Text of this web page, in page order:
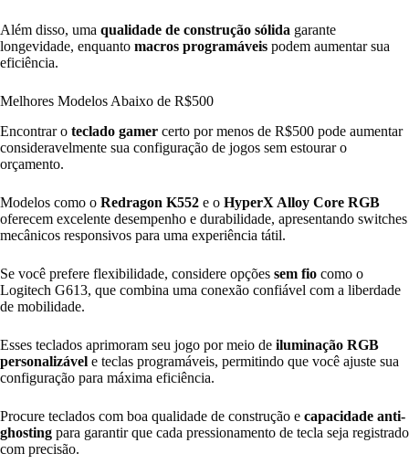
Além disso, uma qualidade de construção sólida garante
longevidade, enquanto macros programáveis podem aumentar sua
eficiência.
Melhores Modelos Abaixo de R$500
Encontrar o teclado gamer certo por menos de R$500 pode aumentar
consideravelmente sua configuração de jogos sem estourar o
orçamento.
Modelos como o Redragon K552 e o HyperX Alloy Core RGB
oferecem excelente desempenho e durabilidade, apresentando switches
mecânicos responsivos para uma experiência tátil.
Se você prefere flexibilidade, considere opções sem fio como o
Logitech G613, que combina uma conexão confiável com a liberdade
de mobilidade.
Esses teclados aprimoram seu jogo por meio de iluminação RGB
personalizável e teclas programáveis, permitindo que você ajuste sua
configuração para máxima eficiência.
Procure teclados com boa qualidade de construção e capacidade anti-
ghosting para garantir que cada pressionamento de tecla seja registrado
com precisão.